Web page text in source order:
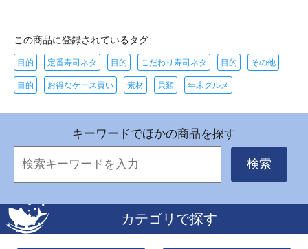
この商品に登録されているタグ
目的 定番寿司ネタ 目的 こだわり寿司ネタ 目的 その他
目的 お得なケース買い 素材 貝類 年末グルメ
キーワードでほかの商品を探す
検索
カテゴリで探す